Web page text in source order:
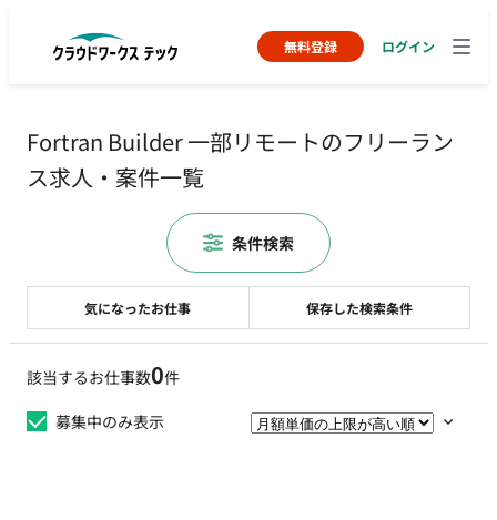
無料登録 ログイン
Fortran Builder 一部リモートのフリーラン
ス求人・案件一覧
該当するお仕事数0件
募集中のみ表示
気になったお仕事 保存した検索条件
条件検索